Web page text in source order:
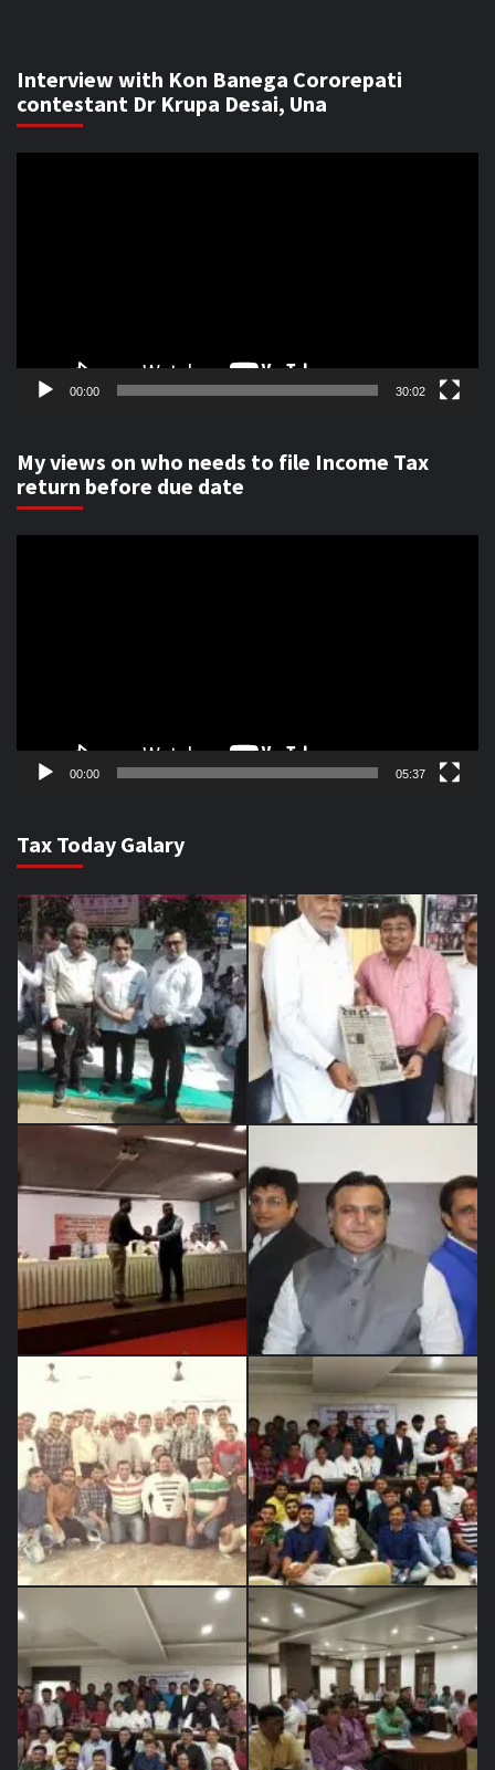
Interview with Kon Banega Cororepati
contestant Dr Krupa Desai, Una
00:00 30:02
My views on who needs to file Income Tax
return before due date
00:00 05:37
Tax Today Galary